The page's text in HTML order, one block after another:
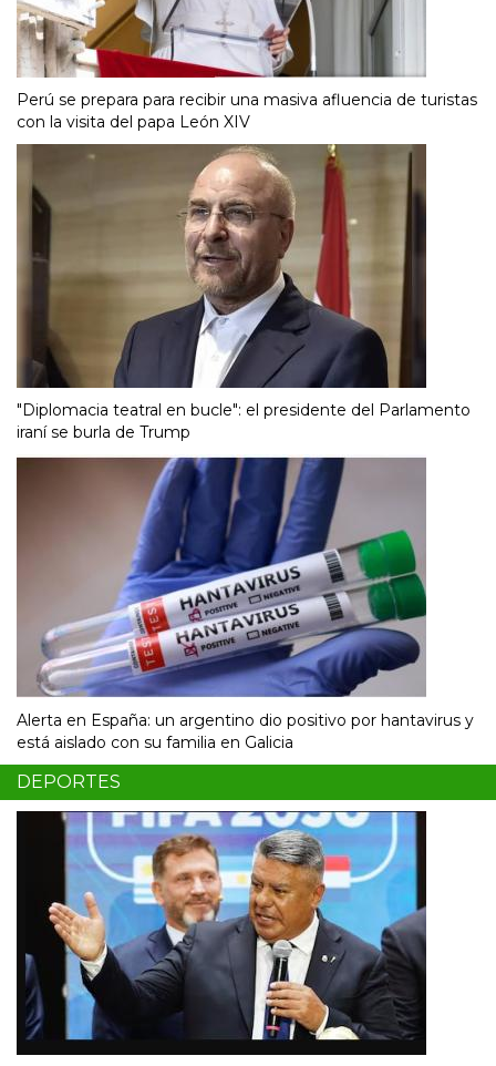
Perú se prepara para recibir una masiva afluencia de turistas
con la visita del papa León XIV
"Diplomacia teatral en bucle": el presidente del Parlamento
iraní se burla de Trump
Alerta en España: un argentino dio positivo por hantavirus y
está aislado con su familia en Galicia
DEPORTES